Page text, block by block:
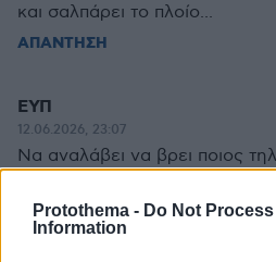
Protothema - Do Not
Information
και σαλπάρει το πλοίο...
ΑΠΑΝΤΗΣΗ
ΕΥΠ
12.06.2026, 23:07
Να αναλάβει να βρει ποιος
ΑΠΑΝΤΗΣΗ